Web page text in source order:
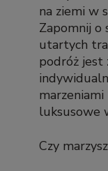
na ziemi w
Zapomnij o
utartych
podróż jest
luksusowe
Czy